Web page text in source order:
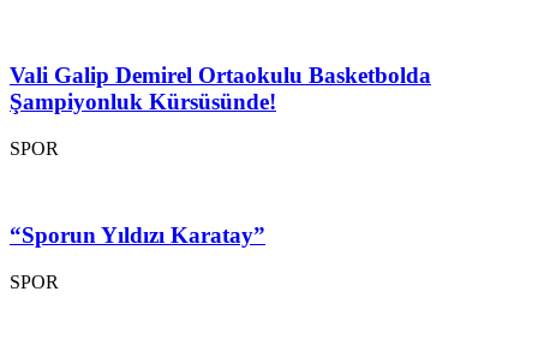
Vali Galip Demirel Ortaokulu Basketbolda
Şampiyonluk Kürsüsünde!
SPOR
“Sporun Yıldızı Karatay”
SPOR